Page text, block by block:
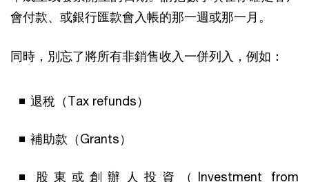
會付款、或銀行匯款會入帳的那一週或那一月。
同時，別忘了將所有非銷售收入一併列入，例如：
退稅（Tax refunds）
補助款（Grants）
股東或創辦人投資（Investment from